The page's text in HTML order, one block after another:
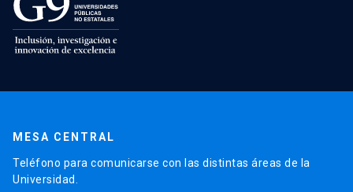
MESA CENTRAL
Teléfono para comunicarse con las distintas áreas de la
Universidad.